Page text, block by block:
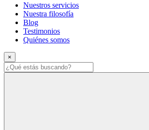
Nuestros servicios
Nuestra filosofía
Blog
Testimonios
Quiénes somos
×